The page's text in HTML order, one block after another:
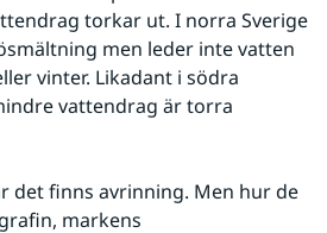
torkar ut. I norra Sverige
men leder inte vatten
vinter. Likadant i södra
vattendrag är torra
det finns avrinning. Men hur de
markens